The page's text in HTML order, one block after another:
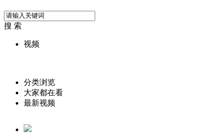
搜 索
视频
分类浏览
大家都在看
最新视频